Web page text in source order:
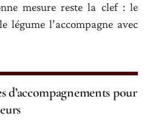
mesure reste la clef : le
légume l’accompagne avec
d’accompagnements pour